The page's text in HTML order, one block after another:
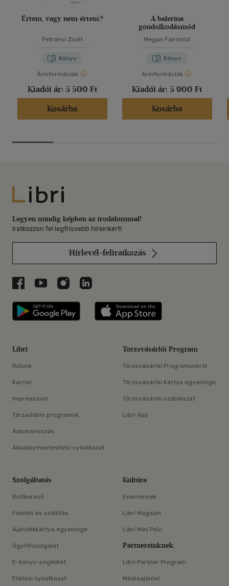
Értem, vagy nem értem?
Petrányi Zsolt
Könyv
Árinformációk
Kiadói ár: 5 500 Ft
Kosárba
A balerina
gondolkodásmód
Megan Fairchild
Könyv
Árinformációk
Kiadói ár: 5 900 Ft
Kosárba
Libri
Legyen mindig képben az irodalommal!
Iratkozzon fel legfrissebb híreinkért!
Hírlevél-feliratkozás
Libri a Facebookon
Libri a Youtube-on
Libri az Instagramon
Libri a LinkedInen
Libri applikáció Szerezd meg: Google
Libri
Rólunk
Karrier
Impresszum
Társadalmi programok
Adományozás
Akadálymentesítési nyilatkozat
Törzsvásárlói Program
Törzsvásárlói Programunkról
Törzsvásárlói Kártya egyenlege
Törzsvásárlói szabályzat
Libri App
Szolgáltatás
Boltkereső
Fizetés és szállítás
Ajándékkártya egyenlege
Ügyfélszolgálat
E-könyv-segédlet
Elállási nyilatkozat
Kultúra
Események
Libri Magazin
Libri Mini Polc
Partnereinknek
Libri Partner Program
Médiaajánlat